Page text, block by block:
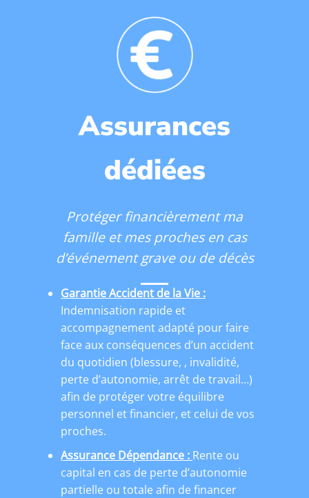
Assurances
dédiées
Protéger financièrement ma
famille et mes proches en cas
d’événement grave ou de décès
Garantie Accident de la Vie :
Indemnisation rapide et
accompagnement adapté pour faire
face aux conséquences d’un accident
du quotidien (blessure, , invalidité,
perte d’autonomie, arrêt de travail…)
afin de protéger votre équilibre
personnel et financier, et celui de vos
proches.
Assurance Dépendance : Rente ou
capital en cas de perte d’autonomie
partielle ou totale afin de financer